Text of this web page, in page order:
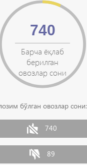
Барча ёқлаб
берилган
овозлар сони
740
бўлган овозлар сони:
740
89